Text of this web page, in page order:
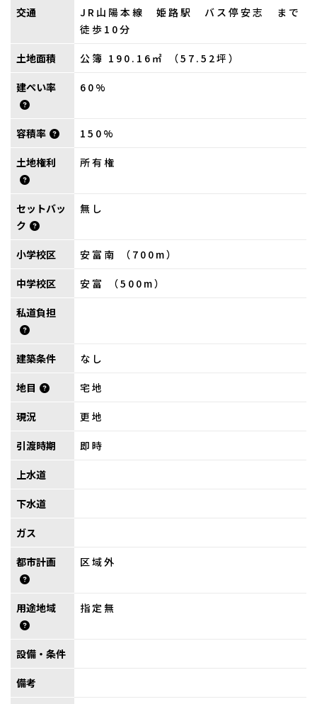
交通
JR山陽本線 姫路駅 バス停安志 まで
徒歩10分
土地面積 公簿 190.16㎡ （57.52坪）
建ぺい率 60%
容積率 150%
土地権利 所有権
セットバッ
ク
無し
小学校区 安富南 （700m）
中学校区 安富 （500m）
私道負担
建築条件 なし
地目 宅地
現況 更地
引渡時期 即時
上水道
下水道
ガス
都市計画 区域外
用途地域 指定無
設備・条件
備考